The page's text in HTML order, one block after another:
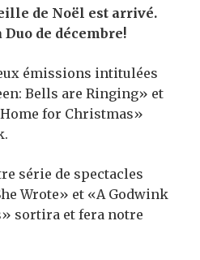
de Noël est arrivé.
de décembre!
émissions intitulées
Bells are Ringing» et
for Christmas»
série de spectacles
Wrote» et «A Godwink
sortira et fera notre